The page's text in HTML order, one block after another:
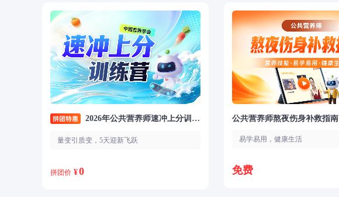
2026年公共营养师速冲上分训练营
量变引质变，5天迎新飞跃
拼团价 ¥0
公共营养师熬夜伤身补救指南
易学易用，健康生活
免费